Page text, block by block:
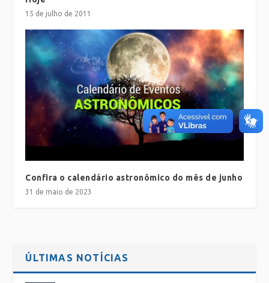
15 de julho de 2011
Confira o calendário astronômico do mês de junho
31 de maio de 2023
ÚLTIMAS NOTÍCIAS